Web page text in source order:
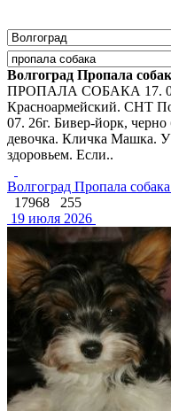
Волгоград Пропала
ПРОПАЛА СОБАКА 17. 07.
Красноармейский. СНТ
07. 26г. Бивер-йорк,
девочка. Кличка Машка. У
здоровьем. Если..
Волгоград Пропала
17968
255
19 июля 2026